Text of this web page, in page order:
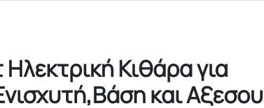
Ηλεκτρική Κιθάρα για
και